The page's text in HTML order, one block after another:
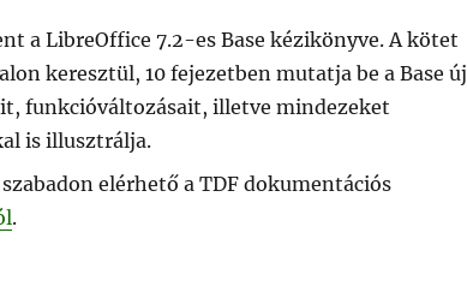
a LibreOffice 7.2-es Base kézikönyve. A kötet
keresztül, 10 fejezetben mutatja be a Base új
funkcióváltozásait, illetve mindezeket
is illusztrálja.
elérhető a TDF dokumentációs
.